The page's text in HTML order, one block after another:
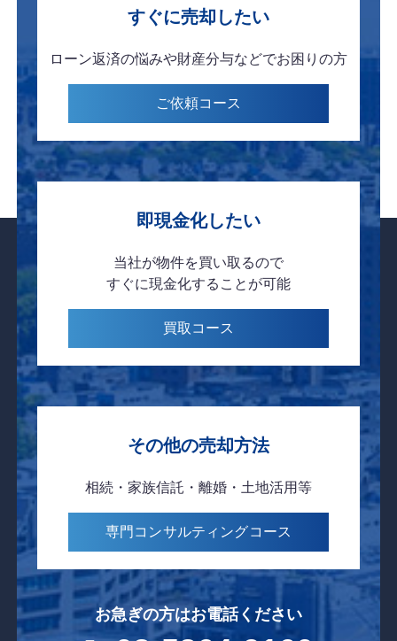
すぐに売却したい
ローン返済の悩みや財産分与などでお困りの方
ご依頼コース
即現金化したい
当社が物件を買い取るので
すぐに現金化することが可能
買取 コース
その他の売却方法
相続・家族信託・離婚・土地活用等
専門コンサルティングコース
お急ぎの方はお電話ください